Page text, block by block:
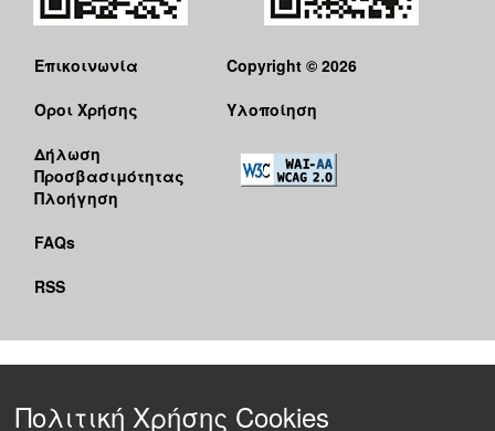
Επικοινωνία
Όροι Χρήσης
Δήλωση
Προσβασιμότητας
Πλοήγηση
FAQs
RSS
Copyright © 2026
Υλοποίηση
Πολιτική Χρήσης Cookies